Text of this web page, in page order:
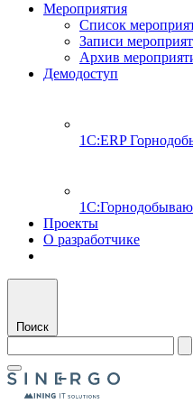
Мероприятия
Список
Записи
Архив
Демодоступ
1С:ERP
Проекты
О разработчике
Поиск